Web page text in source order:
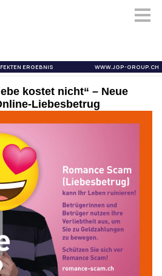
kostet nicht“ – Neue
Liebesbetrug